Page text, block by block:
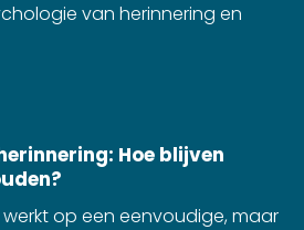
van herinnering en
Hoe blijven
werkt op een eenvoudige, maar